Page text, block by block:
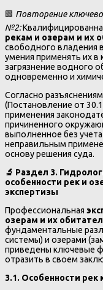
🟩 Повторение
№2:
рекам и озерам и их
свободного владения
умения применять их в
загрязнение водного
одновременно и
Согласно
(Постановление от
применения
причиненного
выполненное без
неправильным
основу решения суда.
🔬 Раздел 3.
особенности рек и
экспертизы
Профессиональная
озерам и их
фундаментальные
системы) и озерами
приведены ключевые
отразить в своем
3.1. Особенности рек